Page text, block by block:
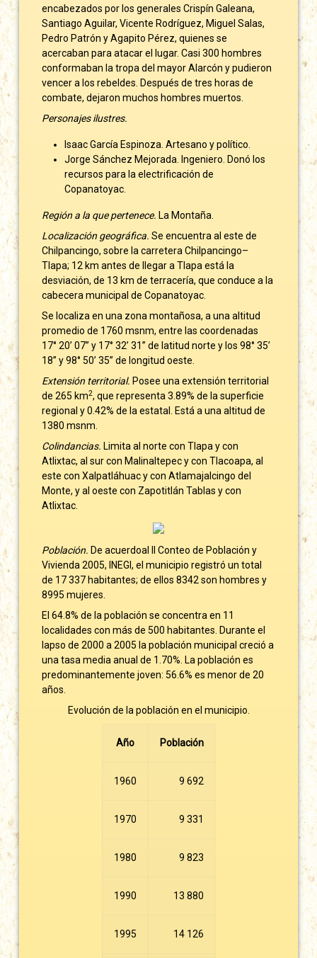
encabezados por los generales Crispín Galeana,
Santiago Aguilar, Vicente Rodríguez, Miguel Salas,
Pedro Patrón y Agapito Pérez, quienes se
acercaban para atacar el lugar. Casi 300 hombres
conformaban la tropa del mayor Alarcón y pudieron
vencer a los rebeldes. Después de tres horas de
combate, dejaron muchos hombres muertos.
Personajes ilustres.
Isaac García Espinoza. Artesano y político.
Jorge Sánchez Mejorada. Ingeniero. Donó los
recursos para la electrificación de
Copanatoyac.
Región a la que pertenece. La Montaña.
Localización geográfica.Se encuentra al este de
Chilpancingo, sobre la carretera Chilpancingo–
Tlapa; 12 km antes de llegar a Tlapa está la
desviación, de 13 km de terracería, que conduce a la
cabecera municipal de Copanatoyac.
Se localiza en una zona montañosa, a una altitud
promedio de 1760 msnm, entre las coordenadas
17° 20’ 07’’ y 17° 32’ 31’’ de latitud norte y los 98° 35’
18’’ y 98° 50’ 35’’ de longitud oeste.
Extensión territorial. Posee una extensión territorial
de 265 km2, que representa 3.89% de la superficie
regional y 0.42% de la estatal. Está a una altitud de
1380 msnm.
Colindancias. Limita al norte con Tlapa y con
Atlixtac, al sur con Malinaltepec y con Tlacoapa, al
este con Xalpatláhuac y con Atlamajalcingo del
Monte, y al oeste con Zapotitlán Tablas y con
Atlixtac.
Población. De acuerdoal II Conteo de Población y
Vivienda 2005, INEGI, el municipio registró un total
de 17 337 habitantes; de ellos 8342 son hombres y
8995 mujeres.
El 64.8% de la población se concentra en 11
localidades con más de 500 habitantes. Durante el
lapso de 2000 a 2005 la población municipal creció a
una tasa media anual de 1.70%. La población es
predominantemente joven: 56.6% es menor de 20
años.
Evolución de la población en el municipio.
Año Población
1960 9 692
1970 9 331
1980 9 823
1990 13 880
1995 14 126